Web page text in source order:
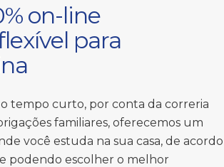
on-line
para
tempo curto, por conta da correria
familiares, oferecemos um
você estuda na sua casa, de acordo
podendo escolher o melhor